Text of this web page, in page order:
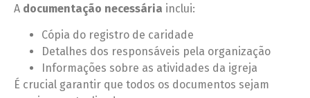
A documentação necessária inclui:
Cópia do registro de caridade
Detalhes dos responsáveis pela organização
Informações sobre as atividades da igreja
É crucial garantir que todos os documentos sejam